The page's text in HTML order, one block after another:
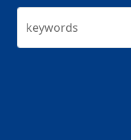
keywords